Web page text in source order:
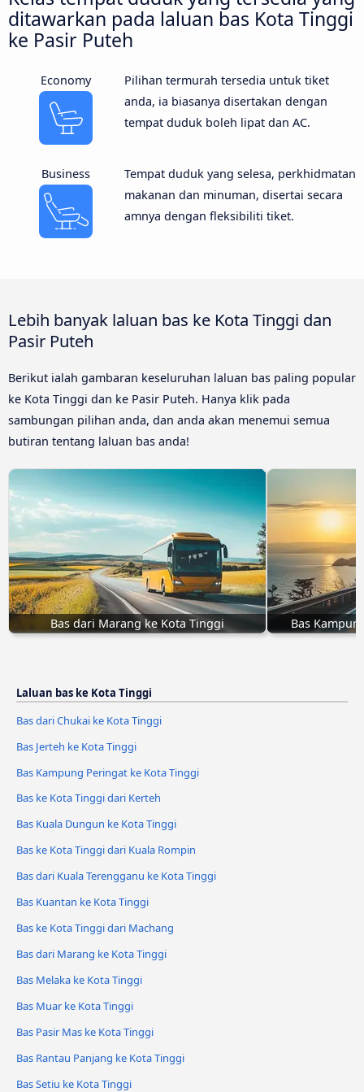
ditawarkan pada laluan bas Kota Tinggi
ke Pasir Puteh
Economy
Pilihan termurah tersedia untuk tiket
anda, ia biasanya disertakan dengan
tempat duduk boleh lipat dan AC.
Business
Tempat duduk yang selesa, perkhidmatan
makanan dan minuman, disertai secara
amnya dengan fleksibiliti tiket.
Lebih banyak laluan bas ke Kota Tinggi dan
Pasir Puteh
Berikut ialah gambaran keseluruhan laluan bas paling popular
ke Kota Tinggi dan ke Pasir Puteh. Hanya klik pada
sambungan pilihan anda, dan anda akan menemui semua
butiran tentang laluan bas anda!
Bas dari Marang ke Kota Tinggi Bas
Laluan bas ke Kota Tinggi
Bas dari Chukai ke Kota Tinggi
Bas Jerteh ke Kota Tinggi
Bas Kampung Peringat ke Kota Tinggi
Bas ke Kota Tinggi dari Kerteh
Bas Kuala Dungun ke Kota Tinggi
Bas ke Kota Tinggi dari Kuala Rompin
Bas dari Kuala Terengganu ke Kota Tinggi
Bas Kuantan ke Kota Tinggi
Bas ke Kota Tinggi dari Machang
Bas dari Marang ke Kota Tinggi
Bas Melaka ke Kota Tinggi
Bas Muar ke Kota Tinggi
Bas Pasir Mas ke Kota Tinggi
Bas Rantau Panjang ke Kota Tinggi
Bas Setiu ke Kota Tinggi